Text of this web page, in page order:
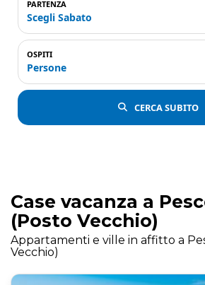
PARTENZA
Scegli Sabato
OSPITI
Persone
CERCA SUBITO
Case vacanza a
(Posto Vecchio)
Appartamenti e ville in affitto a
Vecchio)